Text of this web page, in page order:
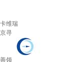
卡维瑞
京寻
善领